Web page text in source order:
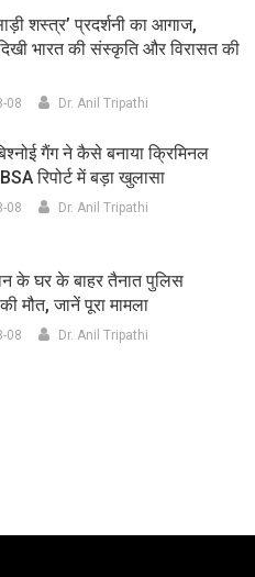
शस्त्र’ प्रदर्शनी का आगाज,
भारत की संस्कृति और विरासत की
08 Dr. Anil Tripathi
गैंग ने कैसे बनाया क्रिमिनल
रिपोर्ट में बड़ा खुलासा
08 Dr. Anil Tripathi
के घर के बाहर तैनात पुलिस
मौत, जानें पूरा मामला
08 Dr. Anil Tripathi